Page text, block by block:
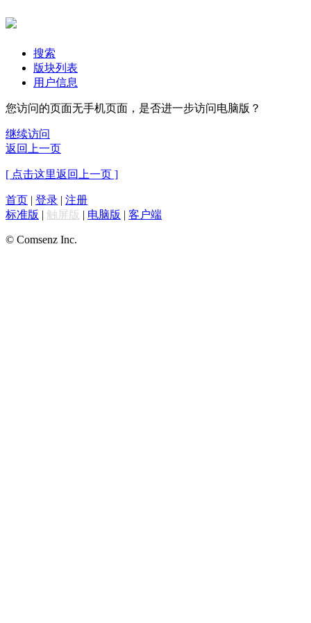
搜索
版块列表
用户信息
您访问的页面无手机页面，是否进一步访问电脑版？
继续访问
返回上一页
[ 点击这里返回上一页 ]
首页 | 登录 | 注册
标准版 | 触屏版 | 电脑版 | 客户端
© Comsenz Inc.